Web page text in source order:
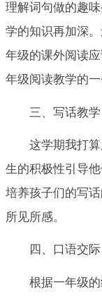
理解词句做的趣
学的知识再加深
年级的课外阅读
年级阅读教学的一
三、写话教学
这学期我打
生的积极性引导
培养孩子们的写
所见所感。
四、口语交际
根据一年级